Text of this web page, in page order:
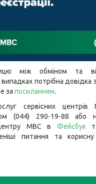
між обміном та
потрібна довідка з
за посиланням.
сервісних
(044) 290-19-88 або
центру МВС в Фейсбук
питання та